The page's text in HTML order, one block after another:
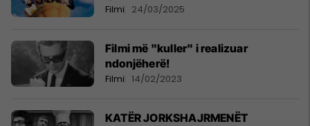
Filmi 24/03/2025
Filmi më "kuller" i realizuar
ndonjëherë!
Filmi 14/02/2023
KATËR JORKSHAJRMENËT